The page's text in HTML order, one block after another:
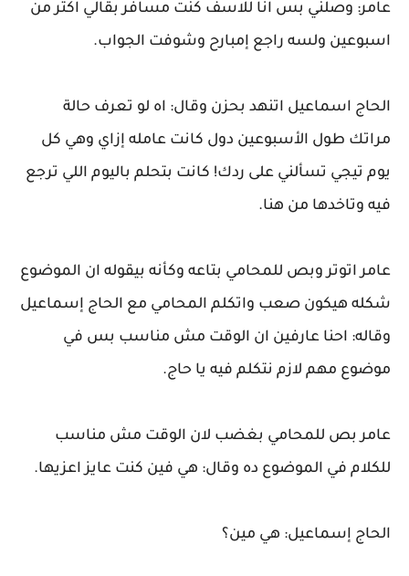
عامر: وصلني بس انا للاسف كنت مسافر بقالي اكتر من
اسبوعين ولسه راجع إمبارح وشوفت الجواب.
الحاج اسماعيل اتنهد بحزن وقال: اه لو تعرف حالة
مراتك طول الأسبوعين دول كانت عامله إزاي وهي كل
يوم تيجي تسألني على ردك! كانت بتحلم باليوم اللي ترجع
فيه وتاخدها من هنا.
عامر اتوتر وبص للمحامي بتاعه وكأنه بيقوله ان الموضوع
شكله هيكون صعب واتكلم المحامي مع الحاج إسماعيل
وقاله: احنا عارفين ان الوقت مش مناسب بس في
موضوع مهم لازم نتكلم فيه يا حاج.
عامر بص للمحامي بغضب لان الوقت مش مناسب
للكلام في الموضوع ده وقال: هي فين كنت عايز اعزيها.
الحاج إسماعيل: هي مين؟